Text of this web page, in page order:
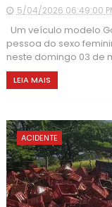
5/04/2026 06:49:00
Um veículo modelo
pessoa do sexo
neste domingo 03 de
LEIA MAIS
ACIDENTE